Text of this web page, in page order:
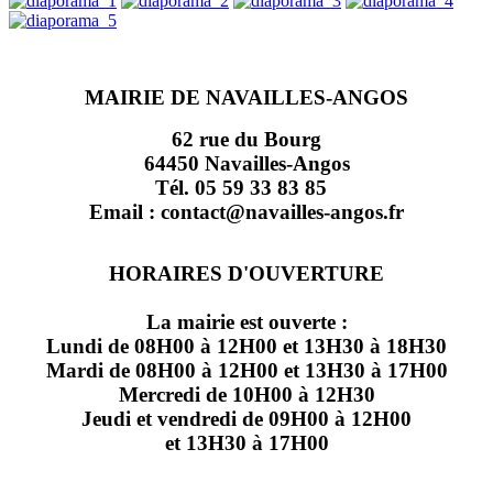
MAIRIE DE NAVAILLES-ANGOS
62 rue du Bourg
64450 Navailles-Angos
Tél. 05 59 33 83 85
Email : contact@navailles-angos.fr
HORAIRES D'OUVERTURE
La mairie est ouverte :
Lundi de 08H00 à 12H00 et 13H30 à 18H30
Mardi de 08H00 à 12H00 et 13H30 à 17H00
Mercredi de 10H00 à 12H30
Jeudi et vendredi de 09H00 à 12H00
et 13H30 à 17H00